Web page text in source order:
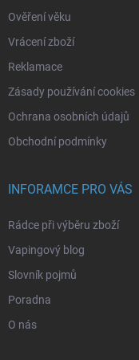
Ověření věku
Vrácení zboží
Reklamace
Zásady používání cookies
Ochrana osobních údajů
Obchodní podmínky
INFORAMCE PRO VÁS
Rádce při výběru zboží
Vapingový blog
Slovník pojmů
Poradna
O nás